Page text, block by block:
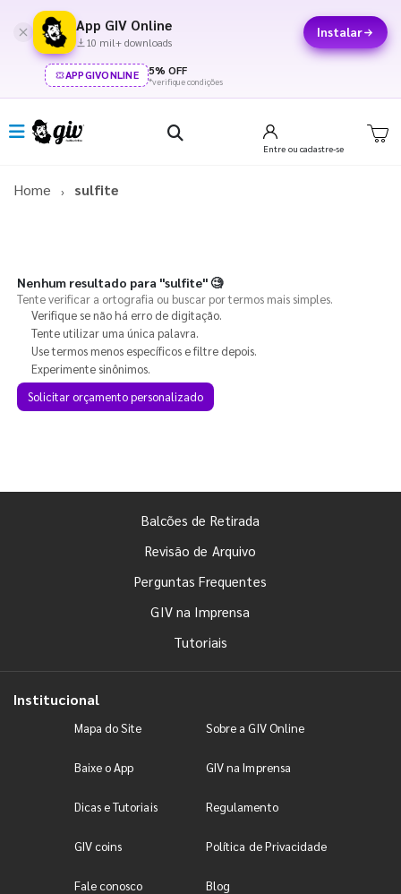
App GIV Online
10 mil+ downloads
Instalar
APPGIVONLINE 5% OFF
*verifique condições
Entre ou cadastre-se
Home sulfite
Nenhum resultado para "sulfite"🧐
Tente verificar a ortografia ou buscar por termos mais simples.
Verifique se não há erro de digitação.
Tente utilizar uma única palavra.
Use termos menos específicos e filtre depois.
Experimente sinônimos.
Solicitar orçamento personalizado
Balcões de Retirada
Revisão de Arquivo
Perguntas Frequentes
GIV na Imprensa
Tutoriais
Institucional
Mapa do Site Sobre a GIV Online
Baixe o App GIV na Imprensa
Dicas e Tutoriais Regulamento
GIV coins Política de Privacidade
Fale conosco Blog